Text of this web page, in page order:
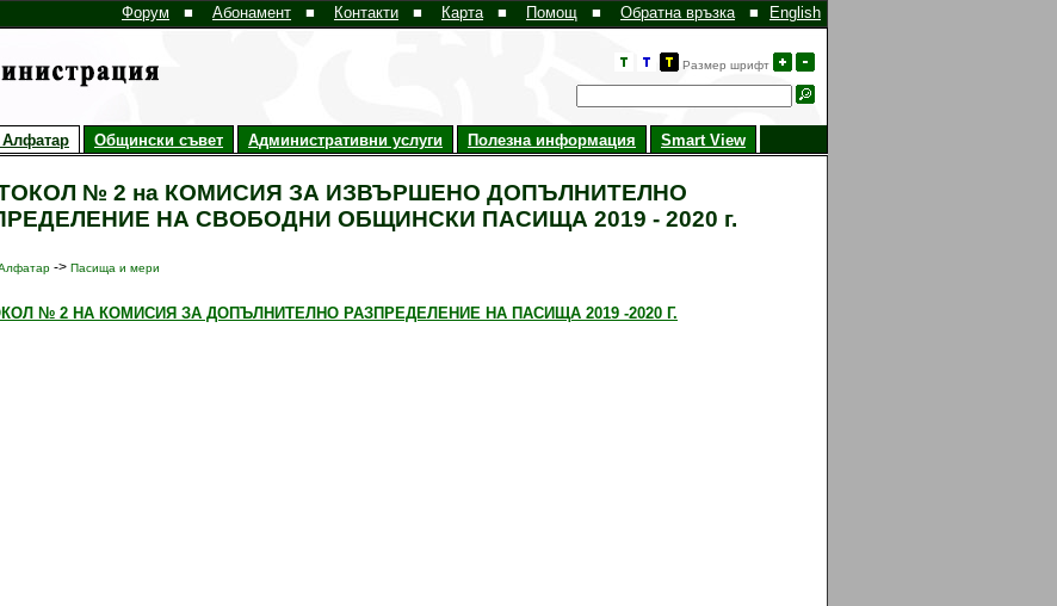
English
Форум ■ Абонамент ■ Контакти ■ Карта ■ Помощ ■ Обратна връзка ■
Размер шрифт
Общински съвет Административни услуги Полезна информация Smart View
№ 2 на КОМИСИЯ ЗА ИЗВЪРШЕНО ДОПЪЛНИТЕЛНО
НА СВОБОДНИ ОБЩИНСКИ ПАСИЩА 2019 - 2020 г.
-> Пасища и мери
№ 2 НА КОМИСИЯ ЗА ДОПЪЛНИТЕЛНО РАЗПРЕДЕЛЕНИЕ НА ПАСИЩА 2019 -2020 Г.